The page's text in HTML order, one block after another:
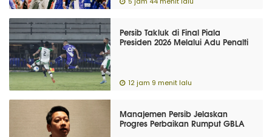
5 jam 44 menit lalu
Persib Takluk di Final Piala
Presiden 2026 Melalui Adu Penalti
12 jam 9 menit lalu
Manajemen Persib Jelaskan
Progres Perbaikan Rumput GBLA